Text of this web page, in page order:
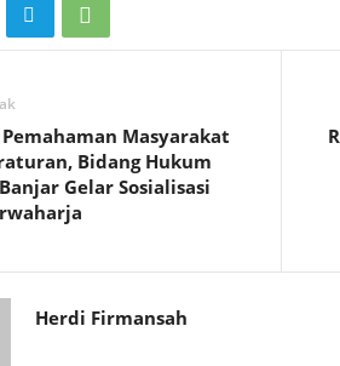
Masyarakat
Bidang Hukum
Gelar Sosialisasi
Herdi Firmansah